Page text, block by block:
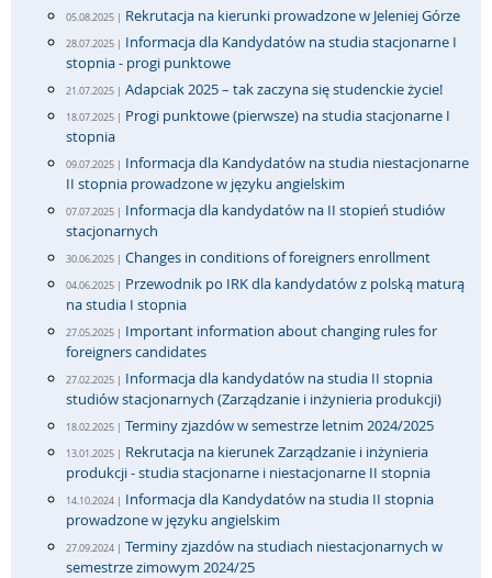
05.08.2025 | Rekrutacja na kierunki prowadzone w Jeleniej Górze
28.07.2025 | Informacja dla Kandydatów na studia stacjonarne I
stopnia - progi punktowe
21.07.2025 | Adapciak 2025 – tak zaczyna się studenckie życie!
18.07.2025 | Progi punktowe (pierwsze) na studia stacjonarne I
stopnia
09.07.2025 | Informacja dla Kandydatów na studia niestacjonarne
II stopnia prowadzone w języku angielskim
07.07.2025 | Informacja dla kandydatów na II stopień studiów
stacjonarnych
30.06.2025 | Changes in conditions of foreigners enrollment
04.06.2025 | Przewodnik po IRK dla kandydatów z polską maturą
na studia I stopnia
27.05.2025 | Important information about changing rules for
foreigners candidates
27.02.2025 | Informacja dla kandydatów na studia II stopnia
studiów stacjonarnych (Zarządzanie i inżynieria produkcji)
18.02.2025 | Terminy zjazdów w semestrze letnim 2024/2025
13.01.2025 | Rekrutacja na kierunek Zarządzanie i inżynieria
produkcji - studia stacjonarne i niestacjonarne II stopnia
14.10.2024 | Informacja dla Kandydatów na studia II stopnia
prowadzone w języku angielskim
27.09.2024 | Terminy zjazdów na studiach niestacjonarnych w
semestrze zimowym 2024/25